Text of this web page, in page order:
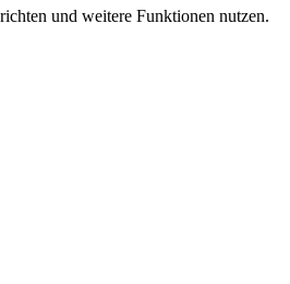
und weitere Funktionen nutzen.